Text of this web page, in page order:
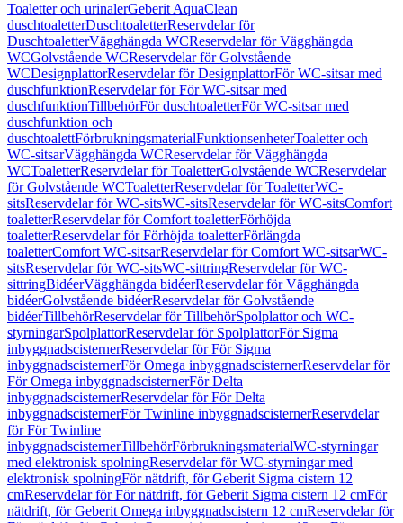
Toaletter och urinalerGeberit AquaClean
duschtoaletterDuschtoaletterReservdelar för
DuschtoaletterVägghängda WCReservdelar för Vägghängda
WCGolvstående WCReservdelar för Golvstående
WCDesignplattorReservdelar för DesignplattorFör WC-sitsar med
duschfunktionReservdelar för För WC-sitsar med
duschfunktionTillbehörFör duschtoaletterFör WC-sitsar med
duschfunktion och
duschtoalettFörbrukningsmaterialFunktionsenheterToaletter och
WC-sitsarVägghängda WCReservdelar för Vägghängda
WCToaletterReservdelar för ToaletterGolvstående WCReservdelar
för Golvstående WCToaletterReservdelar för ToaletterWC-
sitsReservdelar för WC-sitsWC-sitsReservdelar för WC-sitsComfort
toaletterReservdelar för Comfort toaletterFörhöjda
toaletterReservdelar för Förhöjda toaletterFörlängda
toaletterComfort WC-sitsarReservdelar för Comfort WC-sitsarWC-
sitsReservdelar för WC-sitsWC-sittringReservdelar för WC-
sittringBidéerVägghängda bidéerReservdelar för Vägghängda
bidéerGolvstående bidéerReservdelar för Golvstående
bidéerTillbehörReservdelar för TillbehörSpolplattor och WC-
styrningarSpolplattorReservdelar för SpolplattorFör Sigma
inbyggnadscisternerReservdelar för För Sigma
inbyggnadscisternerFör Omega inbyggnadscisternerReservdelar för
För Omega inbyggnadscisternerFör Delta
inbyggnadscisternerReservdelar för För Delta
inbyggnadscisternerFör Twinline inbyggnadscisternerReservdelar
för För Twinline
inbyggnadscisternerTillbehörFörbrukningsmaterialWC-styrningar
med elektronisk spolningReservdelar för WC-styrningar med
elektronisk spolningFör nätdrift, för Geberit Sigma cistern 12
cmReservdelar för För nätdrift, för Geberit Sigma cistern 12 cmFör
nätdrift, för Geberit Omega inbyggnadscistern 12 cmReservdelar för